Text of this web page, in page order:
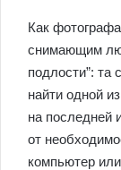
Как
снимающим
подлости”: та
найти одной
на последней
от
компьютер